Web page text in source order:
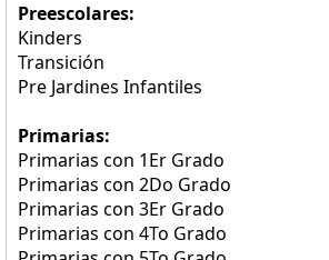
Preescolares:
Kinders
Transición
Pre Jardines Infantiles
Primarias:
Primarias con 1Er Grado
Primarias con 2Do Grado
Primarias con 3Er Grado
Primarias con 4To Grado